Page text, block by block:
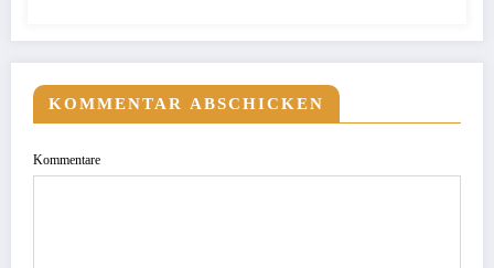
KOMMENTAR ABSCHICKEN
Kommentare